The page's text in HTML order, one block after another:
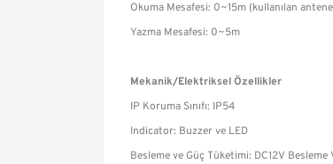
Okuma Mesafesi: 0~15m (kullanılan
Yazma Mesafesi: 0~5m
Mekanik/Elektriksel Özellikler
IP Koruma Sınıfı: IP54
Indicator: Buzzer ve LED
Besleme ve Güç Tüketimi: DC12V